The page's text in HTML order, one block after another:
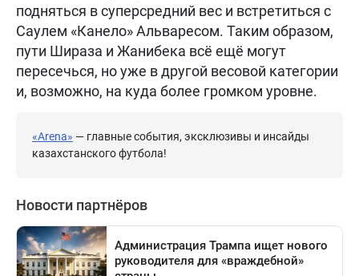
подняться в суперсредний вес и встретиться с
Саулем «Канело» Альваресом. Таким образом,
пути Шираза и Жанибека всё ещё могут
пересечься, но уже в другой весовой категории
и, возможно, на куда более громком уровне.
«Arena» — главные события, эксклюзивы и инсайды
казахстанского футбола!